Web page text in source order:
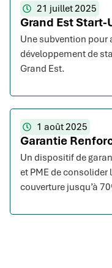
21 juillet 2025
Grand Est Start-
Une subvention pour
développement de
Grand Est.
1 août 2025
Garantie
Un dispositif de
et PME de
couverture jusqu’à